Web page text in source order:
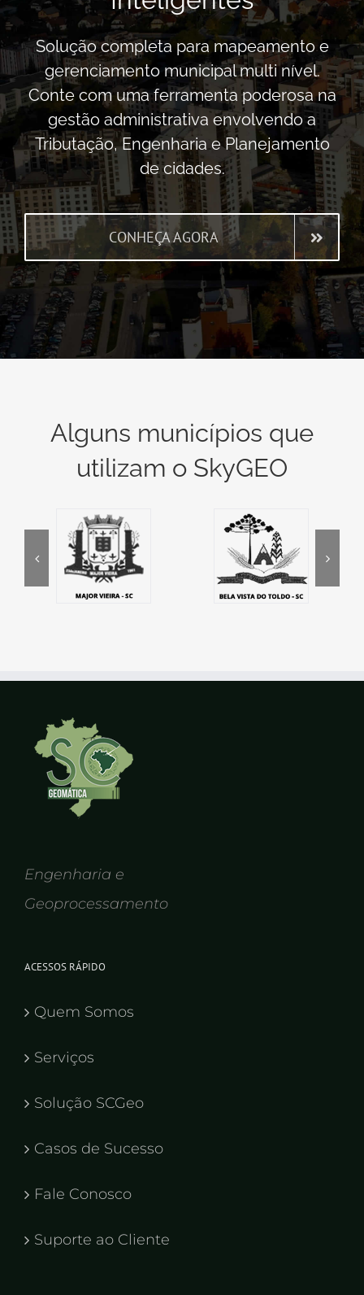
Solução completa para mapeamento e
gerenciamento municipal multi nível.
Conte com uma ferramenta poderosa na
gestão administrativa envolvendo a
Tributação, Engenharia e Planejamento
de cidades.
CONHEÇA AGORA
Alguns municípios que
utilizam o SkyGEO
Engenharia e
Geoprocessamento
ACESSOS RÁPIDO
Quem Somos
Serviços
Solução SCGeo
Casos de Sucesso
Fale Conosco
Suporte ao Cliente